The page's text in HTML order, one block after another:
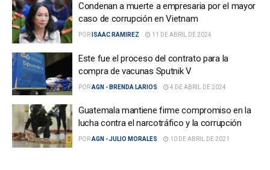
Condenan a muerte a empresaria por el mayor
caso de corrupción en Vietnam
POR ISAAC RAMIREZ 11 DE ABRIL DE 2024
Este fue el proceso del contrato para la
compra de vacunas Sputnik V
PORAGN - BRENDA LARIOS 4 DE ABRIL DE 2024
Guatemala mantiene firme compromiso en la
lucha contra el narcotráfico y la corrupción
PORAGN - JULIO MORALES 10 DE ABRIL DE 2021